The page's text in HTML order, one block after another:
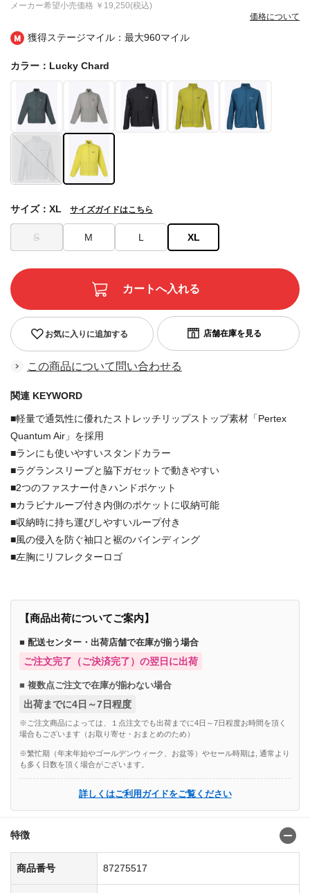
獲得ステージマイル：最大960マイル
メーカー希望小売価格 ￥19,250(税込)
価格について
カラー：Lucky Chard
S M L XL
サイズ：XL サイズガイドはこちら
お気に入りに追加する
この商品について問い合わせる
関連 KEYWORD
■軽量で通気性に優れたストレッチリップストップ素材「Pertex
Quantum Air」を採用
■ランにも使いやすいスタンドカラー
■ラグランスリーブと脇下ガセットで動きやすい
■2つのファスナー付きハンドポケット
■カラビナループ付き内側のポケットに収納可能
■収納時に持ち運びしやすいループ付き
■風の侵入を防ぐ袖口と裾のバインディング
■左胸にリフレクターロゴ
【商品出荷についてご案内】
■ 配送センター・出荷店舗で在庫が揃う場合
ご注文完了（ご決済完了）の翌日に出荷
■ 複数点ご注文で在庫が揃わない場合
出荷までに4日～7日程度
※ご注文商品によっては、１点注文でも出荷までに4日～7日程度お時間を頂く
場合もございます（お取り寄せ・おまとめのため）
※繁忙期（年末年始やゴールデンウィーク、お盆等）やセール時期は, 通常より
も多く日数を頂く場合がございます。
詳しくはご利用ガイドをご覧ください
特徴
商品番号 87275517